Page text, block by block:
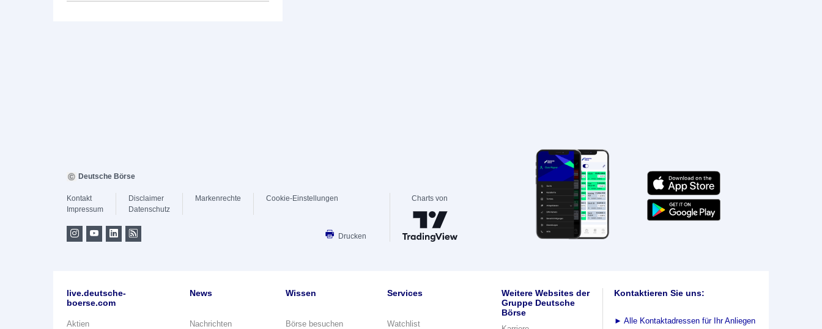
Deutsche Börse
Kontakt
Impressum
Disclaimer
Datenschutz
Markenrechte Cookie-Einstellungen
Drucken
Charts von
live.deutsche-
boerse.com
Aktien
News
Nachrichten
Wissen
Börse besuchen
Services
Watchlist
Weitere Websites der
Gruppe Deutsche
Börse
Kontaktieren Sie uns:
► Alle Kontaktadressen für Ihr Anliegen